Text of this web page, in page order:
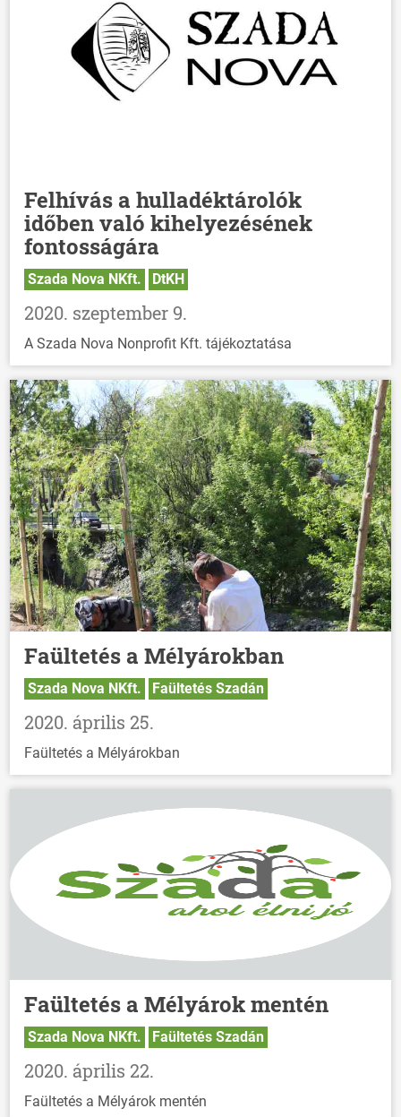
Felhívás a hulladéktárolók
időben való kihelyezésének
fontosságára
Szada Nova NKft. DtKH
2020. szeptember 9.
A Szada Nova Nonprofit Kft. tájékoztatása
Faültetés a Mélyárokban
Szada Nova NKft. Faültetés Szadán
2020. április 25.
Faültetés a Mélyárokban
Faültetés a Mélyárok mentén
Szada Nova NKft. Faültetés Szadán
2020. április 22.
Faültetés a Mélyárok mentén